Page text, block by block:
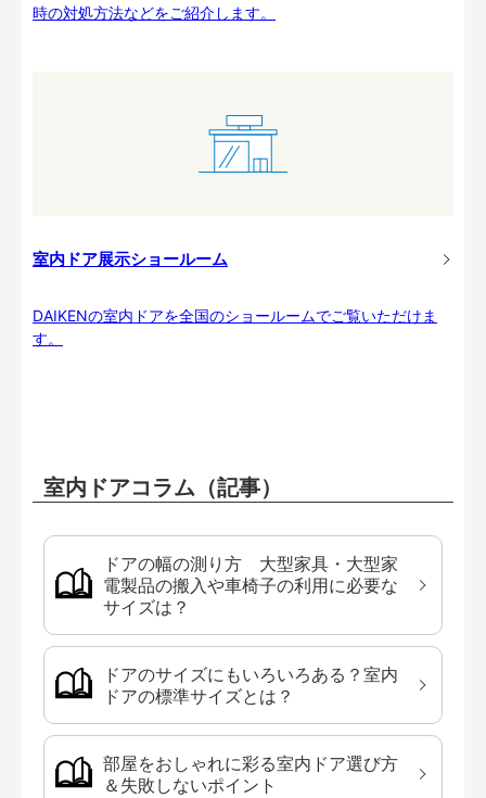
時の対処方法などをご紹介します。
室内ドア展示ショールーム
DAIKENの室内ドアを全国のショールームでご覧いただけま
す。
室内ドアコラム（記事）
ドアの幅の測り方 大型家具・大型家
電製品の搬入や車椅子の利用に必要な
サイズは？
ドアのサイズにもいろいろある？室内
ドアの標準サイズとは？
部屋をおしゃれに彩る室内ドア選び方
＆失敗しないポイント